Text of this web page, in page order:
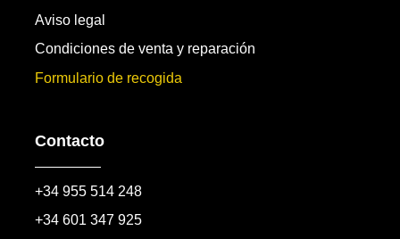
Aviso legal
Condiciones de venta y reparación
Formulario de recogida
Contacto
+34 955 514 248
+34 601 347 925